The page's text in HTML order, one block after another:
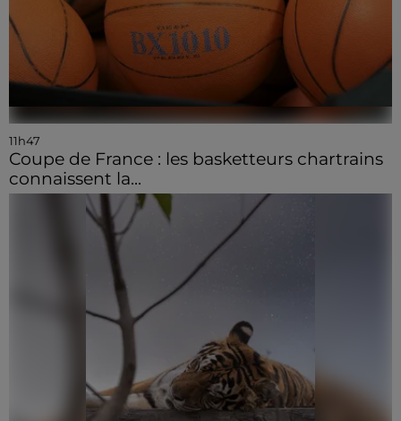
11h47
Coupe de France : les basketteurs chartrains
connaissent la...